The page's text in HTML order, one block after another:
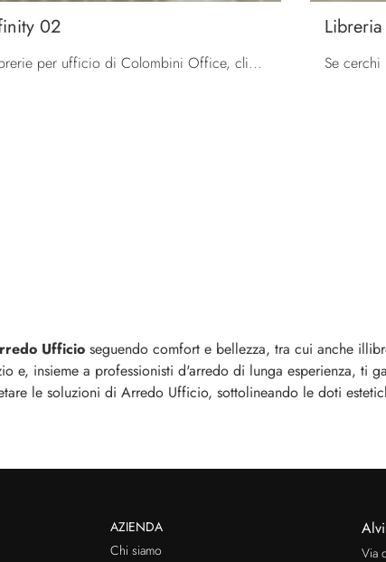
02
Se desideri librerie per ufficio di Colombini Office, clicca e ottieni informazioni sul modello Libreria Infinity 02 in melaminico per gli ambienti ...
Ufficio seguendo comfort e bellezza, tra cui anche
insieme a professionisti d'arredo di lunga esperienza, ti
le soluzioni di Arredo Ufficio, sottolineando le doti
AZIENDA
Chi siamo
Via